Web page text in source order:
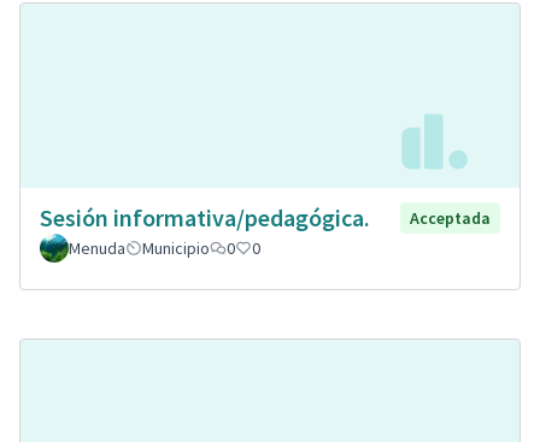
Sesión informativa/pedagógica.
Acceptada
Menuda
Municipio 0 0